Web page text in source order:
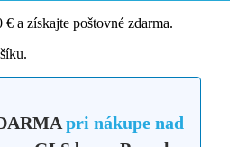
€ a získajte poštovné zdarma.
pri nákupe nad